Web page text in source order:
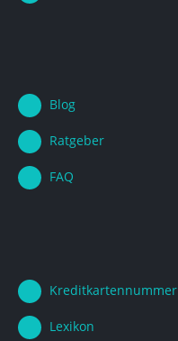
Blog
Ratgeber
FAQ
Kreditkartennummer
Lexikon